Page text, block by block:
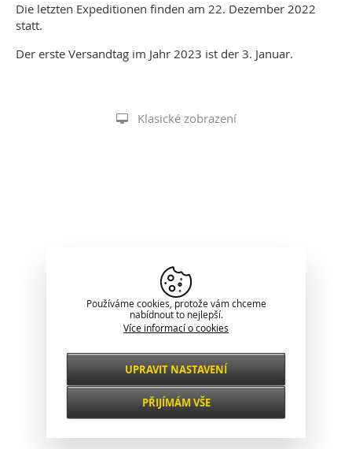
Die letzten Expeditionen finden am 22. Dezember 2022
statt.
Der erste Versandtag im Jahr 2023 ist der 3. Januar.
Klasické zobrazení
Používáme cookies, protože vám chceme
nabídnout to nejlepší.
Více informací o cookies
Nezbytné
VŽDY AKTIVNÍ
Funkční a
UPRAVIT NASTAVENÍ
PŘIJÍMÁM VŠE